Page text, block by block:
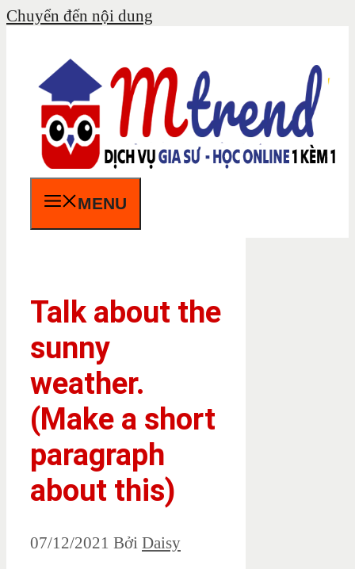
Chuyển đến nội dung
MENU
Talk about the
sunny
weather.
(Make a short
paragraph
about this)
07/12/2021 Bởi Daisy